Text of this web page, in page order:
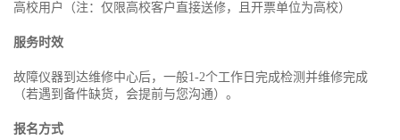
高校用户（注：仅限高校客户直接送修，且开票单位为高校）
服务时效
故障仪器到达维修中心后，一般1-2个工作日完成检测并维修完成
（若遇到备件缺货，会提前与您沟通）。
报名方式